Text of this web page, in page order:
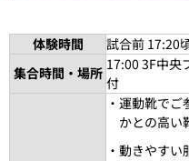
体験時間
試合前 17:20
集合時間・場所 17:00 3F中央
付
・運動靴で
かとの高い
・動きやすい